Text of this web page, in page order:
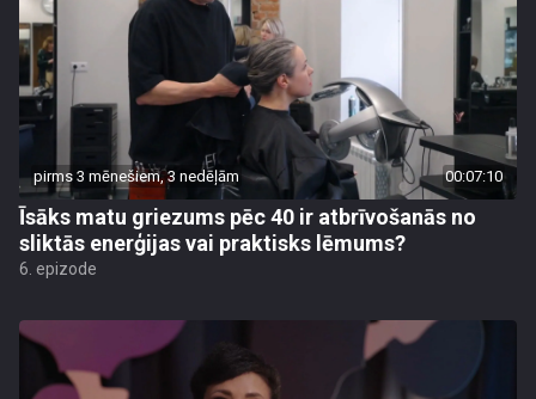
pirms 3 mēnešiem, 3 nedēļām 00:07:10
Īsāks matu griezums pēc 40 ir atbrīvošanās no
sliktās enerģijas vai praktisks lēmums?
6. epizode